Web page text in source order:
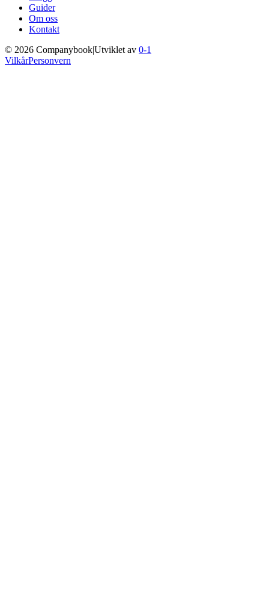
Guider
Om oss
Kontakt
© 2026 Companybook|Utviklet av 0-1
VilkårPersonvern